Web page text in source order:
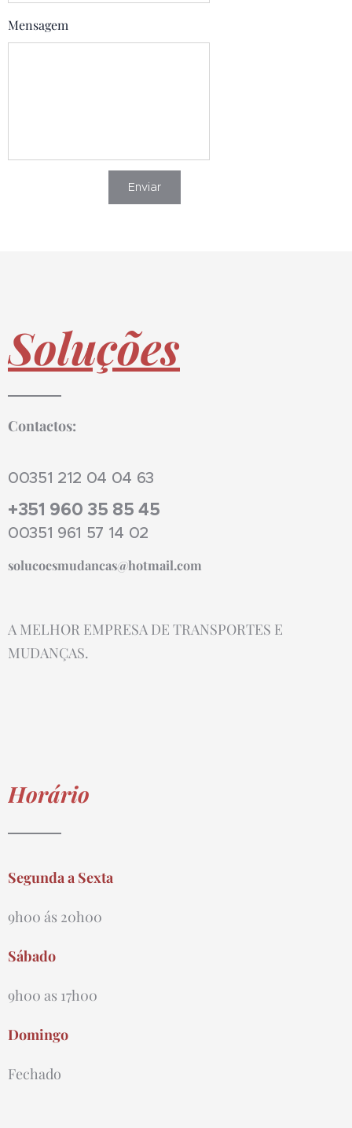
Mensagem
Enviar
Soluções
Contactos:
00351 212 04 04 63
+351 960 35 85 45
00351 961 57 14 02
solucoesmudancas@hotmail.com
A MELHOR EMPRESA DE TRANSPORTES E
MUDANÇAS.
Horário
Segunda a Sexta
9h00 ás 20h00
Sábado
9h00 as 17h00
Domingo
Fechado